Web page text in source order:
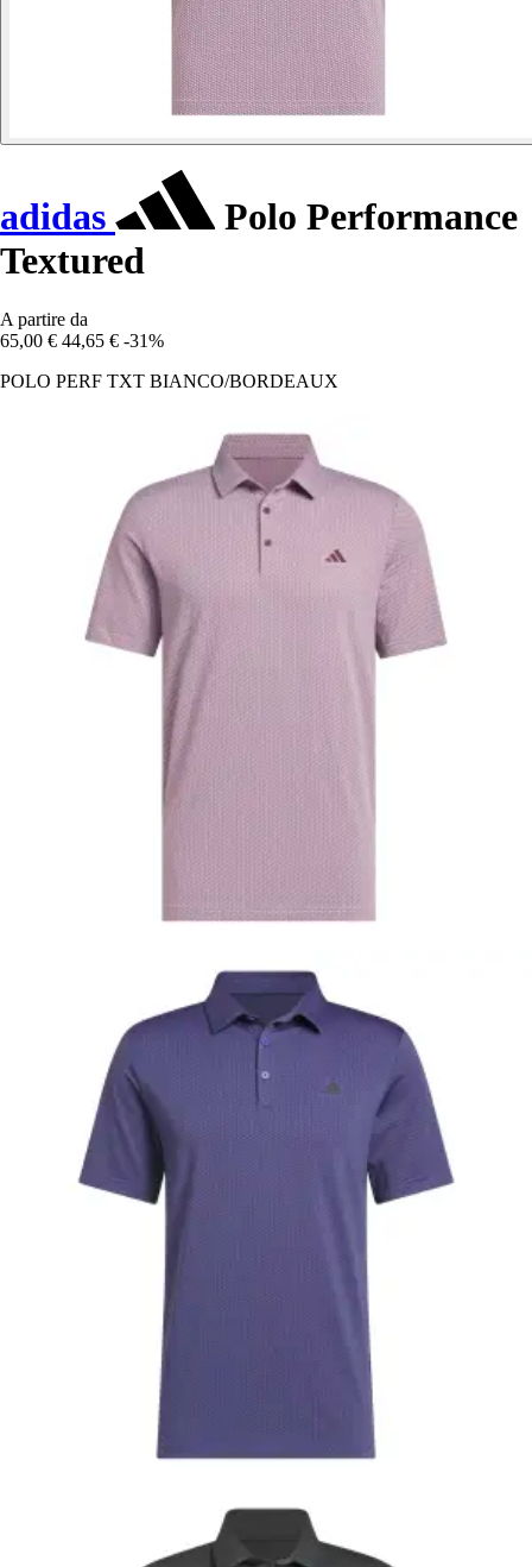
adidas
Polo Performance
Textured
A partire da
65,00 € 44,65 € -31%
POLO PERF TXT BIANCO/BORDEAUX